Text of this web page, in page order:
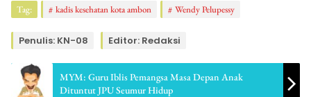
Tag: kadis kesehatan kota ambon Wendy Pelupessy
Penulis: KN-08 Editor: Redaksi
MYM: Guru Iblis Pemangsa Masa Depan Anak
Dituntut JPU Seumur Hidup